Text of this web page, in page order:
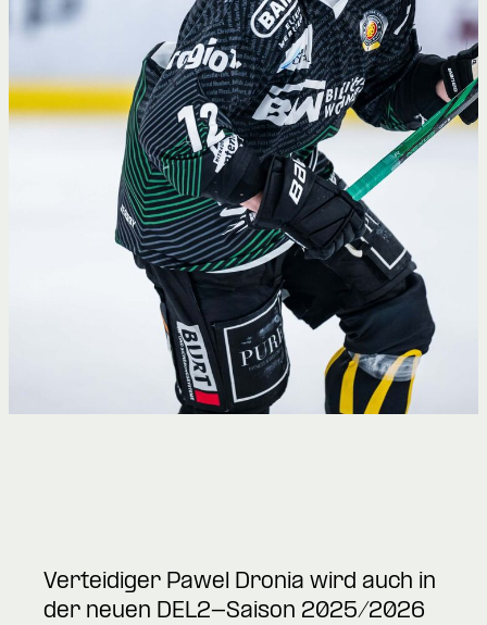
Verteidiger Pawel Dronia wird auch in
der neuen DEL2-Saison 2025/2026